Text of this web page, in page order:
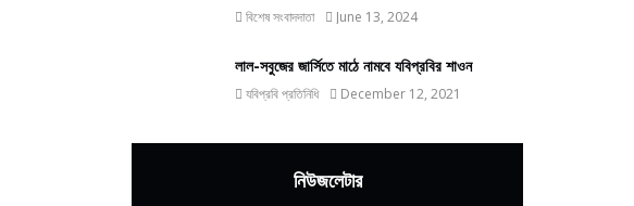
বিশেষ সংবাদদাতা June 13, 2024
লাল-সবুজের জার্সিতে মাঠে নামবে যবিপ্রবির শাওন
যবিপ্রবি প্রতিনিধি December 12, 2021
নিউজলেটার